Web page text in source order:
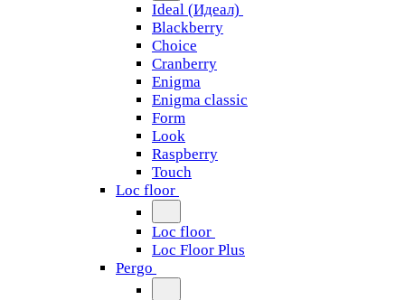
Ideal (Идеал)
Blackberry
Choice
Cranberry
Enigma
Enigma classic
Form
Look
Raspberry
Touch
Loc floor
Loc floor
Loc Floor Plus
Pergo